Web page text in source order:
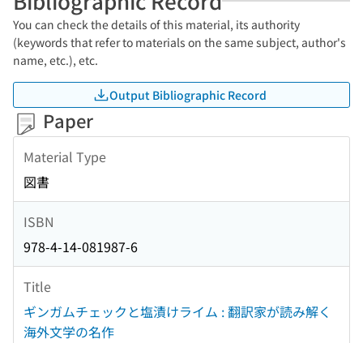
You can check the details of this material, its authority
(keywords that refer to materials on the same subject, author's
name, etc.), etc.
Output Bibliographic Record
Paper
Material Type
図書
ISBN
978-4-14-081987-6
Title
ギンガムチェックと塩漬けライム : 翻訳家が読み解く
海外文学の名作